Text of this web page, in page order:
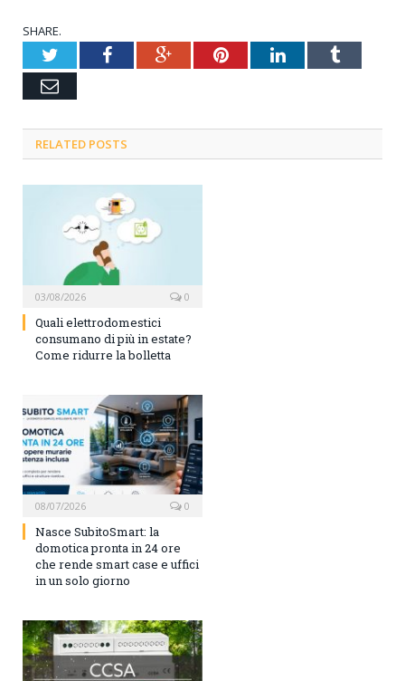
SHARE.
TwitterFacebookGoogle+PinterestLinkedInTumblr
Email
RELATED POSTS
03/08/2026 0
Quali elettrodomestici
consumano di più in estate?
Come ridurre la bolletta
08/07/2026 0
Nasce SubitoSmart: la
domotica pronta in 24 ore
che rende smart case e uffici
in un solo giorno